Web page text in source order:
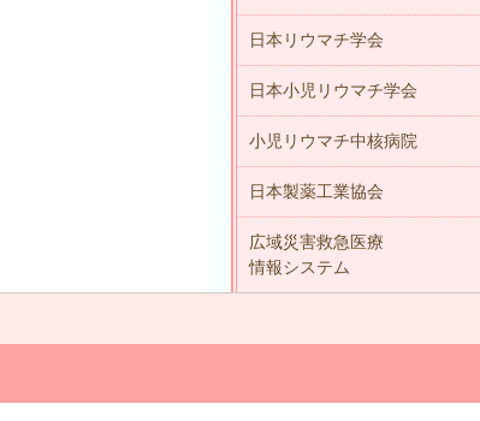
日本リウマチ学会
日本小児リウマチ学会
小児リウマチ中核病院
日本製薬工業協会
広域災害救急医療
情報システム